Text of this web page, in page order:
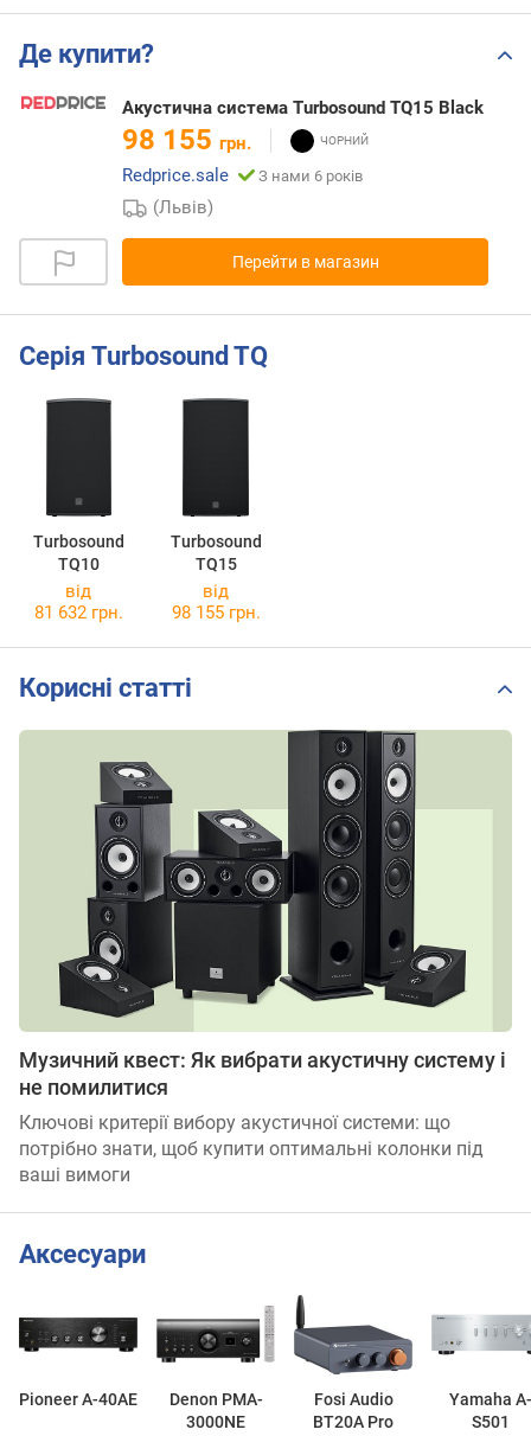
Де купити?
Акустична система Turbosound TQ15 Black
98 155 грн.
Redprice.sale
З нами 6 років
(Львів)
Перейти в магазин
Серія Turbosound TQ
Turbosound
TQ10
Turbosound
TQ15
від
81 632 грн.
від
98 155 грн.
Корисні статті
Музичний квест: Як вибрати акустичну систему і
не помилитися
Ключові критерії вибору акустичної системи: що
потрібно знати, щоб купити оптимальні колонки під
ваші вимоги
Аксесуари
Pioneer A-40AE
Denon PMA-
3000NE
Fosi Audio
BT20A Pro
Yamaha A-
S501